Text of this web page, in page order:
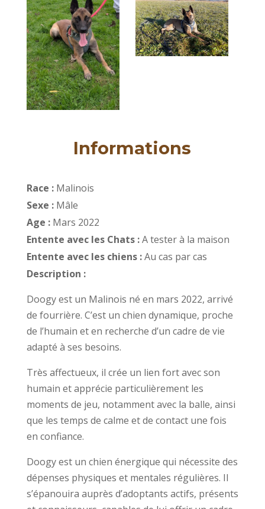
Informations
Race : Malinois
Sexe : Mâle
Age : Mars 2022
Entente avec les Chats :A tester à la maison
Entente avec les chiens :Au cas par cas
Description :
Doogy est un Malinois né en mars 2022, arrivé
de fourrière. C’est un chien dynamique, proche
de l’humain et en recherche d’un cadre de vie
adapté à ses besoins.
Très affectueux, il crée un lien fort avec son
humain et apprécie particulièrement les
moments de jeu, notamment avec la balle, ainsi
que les temps de calme et de contact une fois
en confiance.
Doogy est un chien énergique qui nécessite des
dépenses physiques et mentales régulières. Il
s’épanouira auprès d’adoptants actifs, présents